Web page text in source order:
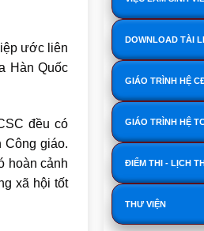
ước liên
Hàn Quốc
đều có
Công giáo.
hoàn cảnh
xã hội tốt
DOWNLOAD TÀI
GIÁO TRÌNH HỆ
GIÁO TRÌNH HỆ
ĐIỂM THI - LỊCH
THƯ VIỆN